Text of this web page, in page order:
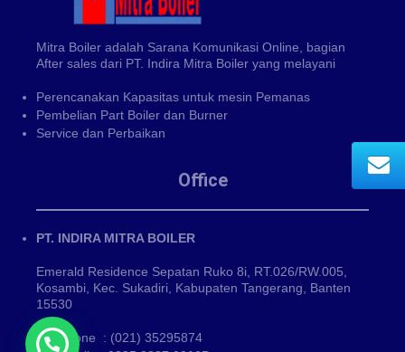
Mitra Boiler adalah Sarana Komunikasi Online, bagian
After sales dari PT. Indira Mitra Boiler yang melayani
Perencanakan Kapasitas untuk mesin Pemanas
Pembelian Part Boiler dan Burner
Service dan Perbaikan
Office
PT. INDIRA MITRA BOILER
Emerald Residence Sepatan Ruko 8i, RT.026/RW.005,
Kosambi, Kec. Sukadiri, Kabupaten Tangerang, Banten
15530
Phone : (021) 35295874